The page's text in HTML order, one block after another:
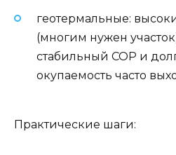
геотермальные:
(многим нужен
стабильный COP и
окупаемость часто
Практические шаги: